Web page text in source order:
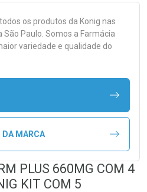
os produtos da Konig nas
São Paulo. Somos a Farmácia
variedade e qualidade do
DA MARCA
PLUS 660MG COM 4
KIT COM 5